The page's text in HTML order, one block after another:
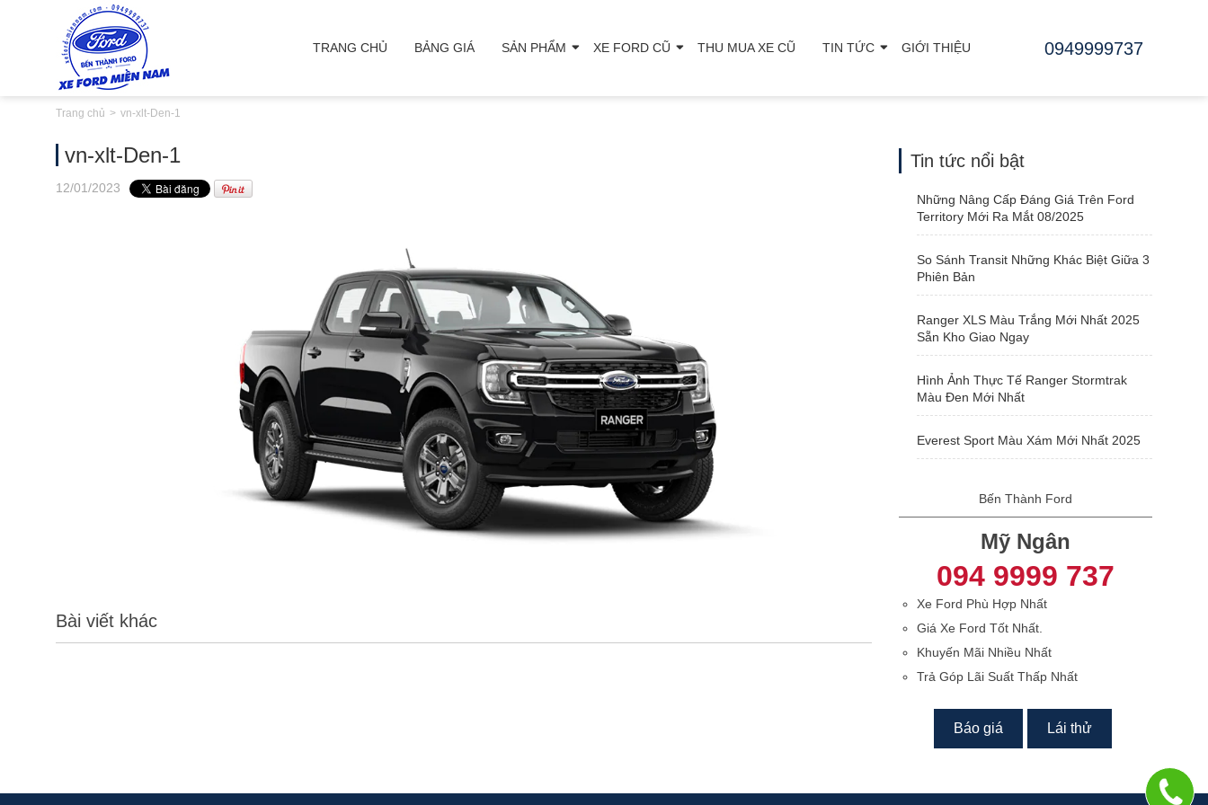
TRANG CHỦ BẢNG GIÁ SẢN PHẨM XE FORD CŨ THU MUA XE CŨ TIN TỨC GIỚI THIỆU 0949999737
Trang chủ vn-xlt-Den-1
vn-xlt-Den-1
12/01/2023
Bài viết khác
Tin tức nổi bật
Những Nâng Cấp Đáng Giá Trên Ford
Territory Mới Ra Mắt 08/2025
So Sánh Transit Những Khác Biệt Giữa 3
Phiên Bản
Ranger XLS Màu Trắng Mới Nhất 2025
Sẵn Kho Giao Ngay
Hình Ảnh Thực Tế Ranger Stormtrak
Màu Đen Mới Nhất
Everest Sport Màu Xám Mới Nhất 2025
Bến Thành Ford
Mỹ Ngân
094 9999 737
Xe Ford Phù Hợp Nhất
Giá Xe Ford Tốt Nhất.
Khuyến Mãi Nhiều Nhất
Trả Góp Lãi Suất Thấp Nhất
Báo giá Lái thử